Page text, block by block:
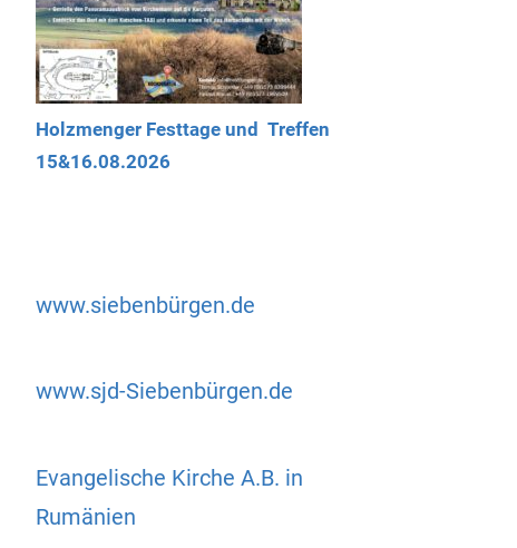
Holzmenger Festtage und Treffen
15&16.08.2026
www.siebenbürgen.de
www.sjd-Siebenbürgen.de
Evangelische Kirche A.B. in
Rumänien